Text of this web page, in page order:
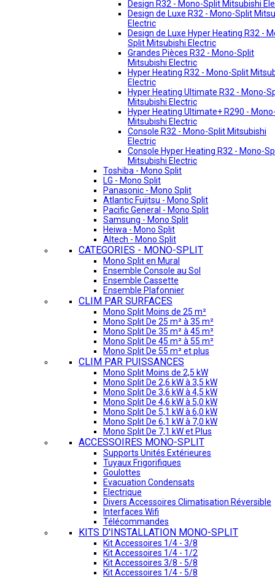
Design R32 - Mono-Split Mitsubishi
Design de Luxe R32 - Mono-Split
Electric
Design de Luxe Hyper Heating R32 -
Split Mitsubishi Electric
Grandes Pièces R32 - Mono-Split
Mitsubishi Electric
Hyper Heating R32 - Mono-Split
Electric
Hyper Heating Ultimate R32 - Mono-
Mitsubishi Electric
Hyper Heating Ultimate+ R290 -
Mitsubishi Electric
Console R32 - Mono-Split Mitsubishi
Electric
Console Hyper Heating R32 - Mono-
Mitsubishi Electric
Toshiba - Mono Split
LG - Mono Split
Panasonic - Mono Split
Atlantic Fujitsu - Mono Split
Pacific General - Mono Split
Samsung - Mono Split
Heiwa - Mono Split
Altech - Mono Split
CATEGORIES - MONO-SPLIT
Mono Split en Mural
Ensemble Console au Sol
Ensemble Cassette
Ensemble Plafonnier
CLIM PAR SURFACES
Mono Split Moins de 25 m²
Mono Split De 25 m² à 35 m²
Mono Split De 35 m² à 45 m²
Mono Split De 45 m² à 55 m²
Mono Split De 55 m² et plus
CLIM PAR PUISSANCES
Mono Split Moins de 2,5 kW
Mono Split De 2,6 kW à 3,5 kW
Mono Split De 3,6 kW à 4,5 kW
Mono Split De 4,6 kW à 5,0 kW
Mono Split De 5,1 kW à 6,0 kW
Mono Split De 6,1 kW à 7,0 kW
Mono Split De 7,1 kW et Plus
ACCESSOIRES MONO-SPLIT
Supports Unités Extérieures
Tuyaux Frigorifiques
Goulottes
Evacuation Condensats
Electrique
Divers Accessoires Climatisation Réversible
Interfaces Wifi
Télécommandes
KITS D'INSTALLATION MONO-SPLIT
Kit Accessoires 1/4 - 3/8
Kit Accessoires 1/4 - 1/2
Kit Accessoires 3/8 - 5/8
Kit Accessoires 1/4 - 5/8